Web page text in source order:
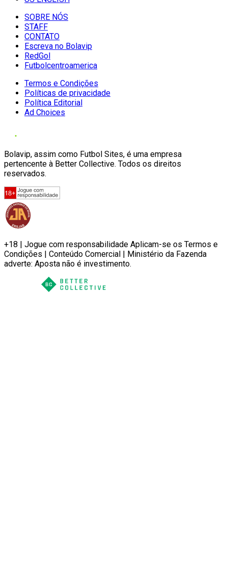
SOBRE NÓS
STAFF
CONTATO
Escreva no Bolavip
RedGol
Futbolcentroamerica
Termos e Condições
Políticas de privacidade
Política Editorial
Ad Choices
Bolavip, assim como Futbol Sites, é uma empresa
pertencente à Better Collective. Todos os direitos
reservados.
+18 | Jogue com responsabilidade Aplicam-se os Termos e
Condições | Conteúdo Comercial | Ministério da Fazenda
adverte: Aposta não é investimento.